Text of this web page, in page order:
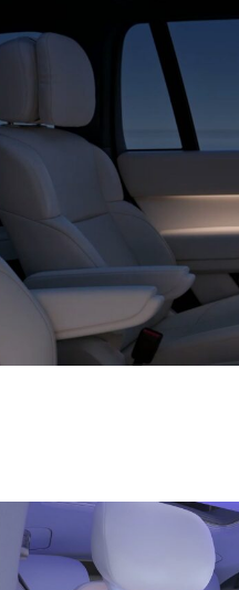
HMIコンポーネントに注目,
AI・IoT